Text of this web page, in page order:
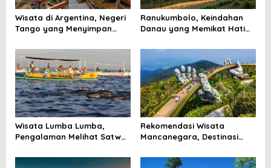
t
i
o
n
Wisata di Argentina, Negeri
Tango yang Menyimpan
Kota Penuh Warna
Ranukumbolo, Keindahan
Danau yang Memikat Hati
Wisata Lumba Lumba,
Pengalaman Melihat Satwa
Terasa Berbeda
Rekomendasi Wisata
Mancanegara, Destinasi
Rencana Liburan